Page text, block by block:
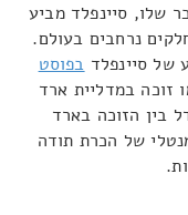
שלו, סיינפלד מביע
נרחבים בעולם.
של סיינפלד בפוסט
זוכה במדליית ארד
בין הזוכה בארד
של הכרת תודה